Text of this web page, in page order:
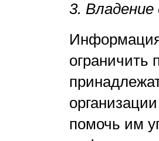
3.
ограничить
помочь им